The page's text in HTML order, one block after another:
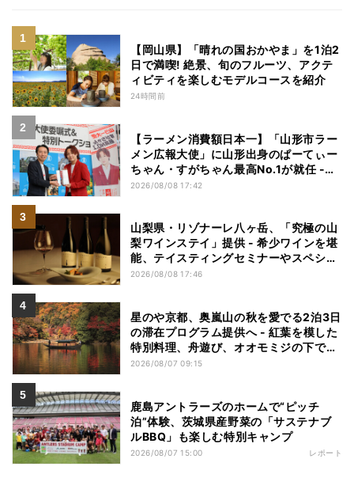
【岡山県】「晴れの国おかやま」を1泊2
日で満喫! 絶景、旬のフルーツ、アクテ
ィビティを楽しむモデルコースを紹介
24時間前
【ラーメン消費額日本一】「山形市ラー
メン広報大使」に山形出身のぱーてぃー
ちゃん・すがちゃん最高No.1が就任 -
「山ラー」の魅力を発信へ
2026/08/08 17:42
山梨県・リゾナーレ八ヶ岳、「究極の山
梨ワインステイ」提供 - 希少ワインを堪
能、テイスティングセミナーやスペシャ
ルディナーも
2026/08/08 17:46
星のや京都、奥嵐山の秋を愛でる2泊3日
の滞在プログラム提供へ - 紅葉を模した
特別料理、舟遊び、オオモミジの下でお
こなう深呼吸など
2026/08/07 09:15
鹿島アントラーズのホームで“ピッチ
泊”体験、茨城県産野菜の「サステナブ
ルBBQ」も楽しむ特別キャンプ
2026/08/07 15:00 レポート